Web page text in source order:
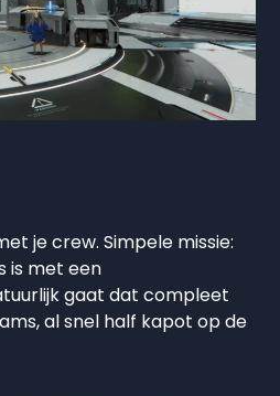
je crew. Simpele missie:
is met een
gaat dat compleet
al snel half kapot op de